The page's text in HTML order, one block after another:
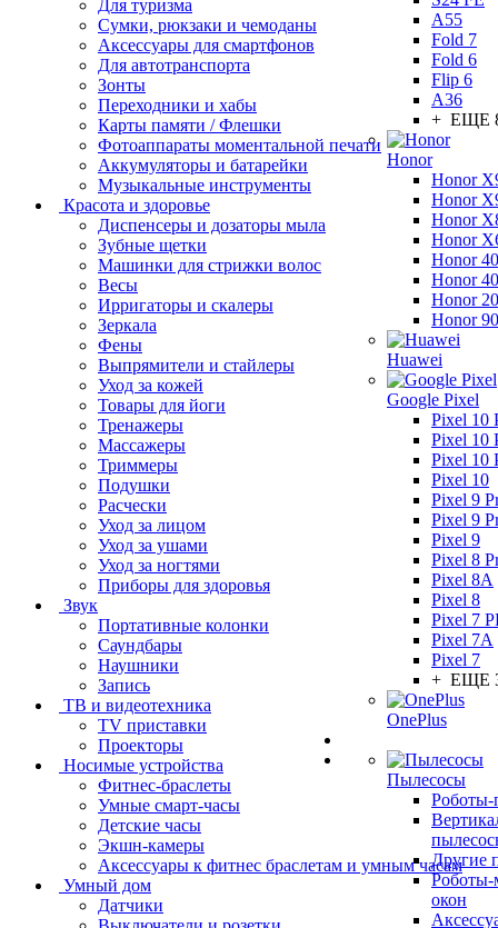
A55
Fold 7
Fold 6
Flip 6
A36
+ ЕЩЕ
Honor
Honor
Honor
Honor
Honor
Honor
Honor
Honor
Honor 90
Huawei
Google Pixel
Pixel 10
Pixel 10
Pixel 10
Pixel 10
Pixel 9
Pixel 9
Pixel 9
Pixel 8
Pixel 8A
Pixel 8
Pixel 7
Pixel 7A
Pixel 7
+ ЕЩЕ
OnePlus
Пылесосы
Роботы-
Другие
окон
Для туризма
Сумки, рюкзаки и чемоданы
Аксессуары для смартфонов
Для автотранспорта
Зонты
Переходники и хабы
Карты памяти / Флешки
Фотоаппараты моментальной печати
Аккумуляторы и батарейки
Музыкальные инструменты
Красота и здоровье
Диспенсеры и дозаторы мыла
Зубные щетки
Машинки для стрижки волос
Весы
Ирригаторы и скалеры
Зеркала
Фены
Выпрямители и стайлеры
Уход за кожей
Товары для йоги
Тренажеры
Массажеры
Триммеры
Подушки
Расчески
Уход за лицом
Уход за ушами
Уход за ногтями
Приборы для здоровья
Звук
Портативные колонки
Саундбары
Наушники
Запись
ТВ и видеотехника
TV приставки
Проекторы
Носимые устройства
Фитнес-браслеты
Умные смарт-часы
Детские часы
Экшн-камеры
Аксессуары к фитнес браслетам и умным часам
Умный дом
Датчики